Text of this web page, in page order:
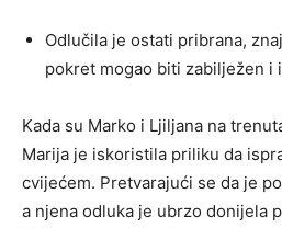
Odlučila je ostati pribrana,
pokret mogao biti zabilježen i
Kada su Marko i Ljiljana na
Marija je iskoristila priliku da
cvijećem. Pretvarajući se da je
a njena odluka je ubrzo donijela